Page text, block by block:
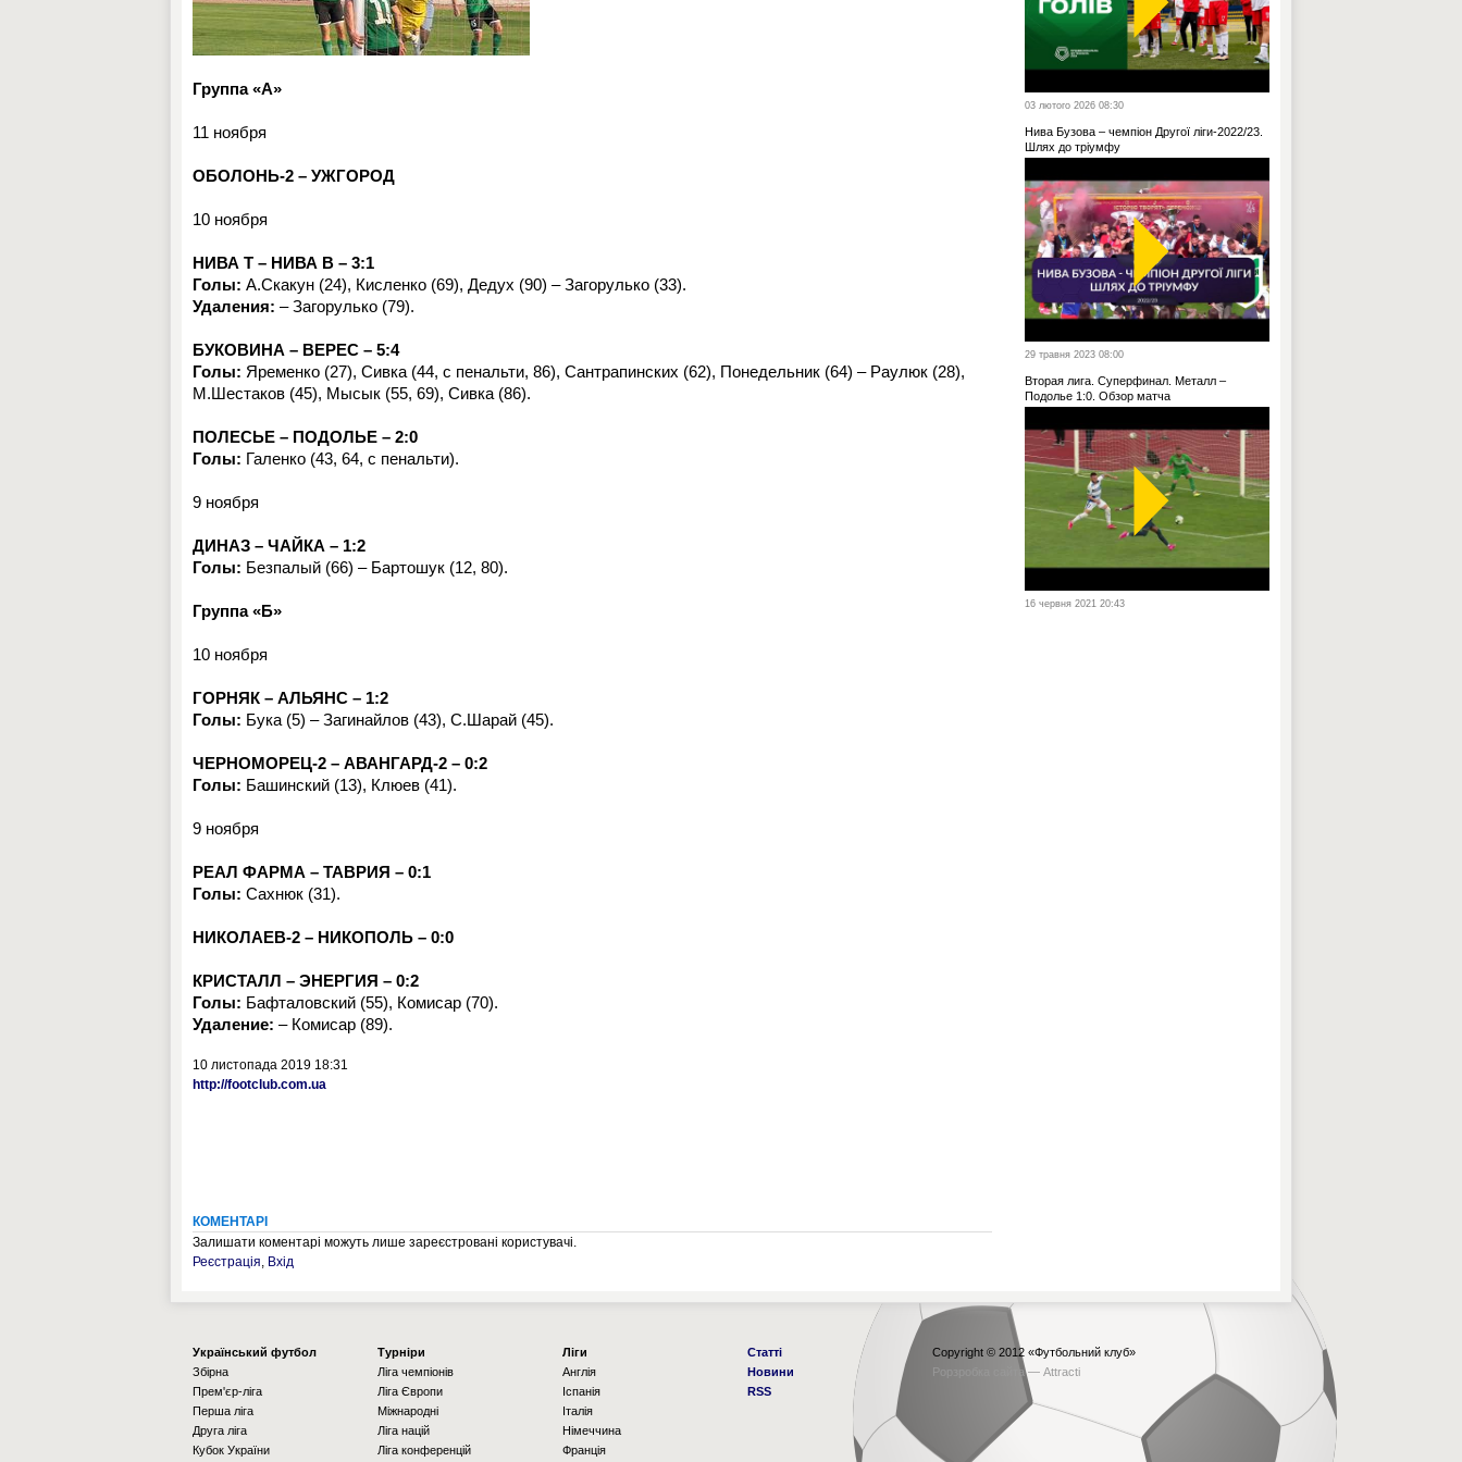
Группа «А»
11 ноября
ОБОЛОНЬ-2 – УЖГОРОД
10 ноября
НИВА Т – НИВА В – 3:1
Голы: А.Скакун (24), Кисленко (69), Дедух (90) – Загорулько (33).
Удаления: – Загорулько (79).
БУКОВИНА – ВЕРЕС – 5:4
Голы: Яременко (27), Сивка (44, с пенальти, 86), Сантрапинских (62), Понедельник (64) – Раулюк (28),
М.Шестаков (45), Мысык (55, 69), Сивка (86).
ПОЛЕСЬЕ – ПОДОЛЬЕ – 2:0
Голы: Галенко (43, 64, с пенальти).
9 ноября
ДИНАЗ – ЧАЙКА – 1:2
Голы: Безпалый (66) – Бартошук (12, 80).
Группа «Б»
10 ноября
ГОРНЯК – АЛЬЯНС – 1:2
Голы: Бука (5) – Загинайлов (43), С.Шарай (45).
ЧЕРНОМОРЕЦ-2 – АВАНГАРД-2 – 0:2
Голы: Башинский (13), Клюев (41).
9 ноября
РЕАЛ ФАРМА – ТАВРИЯ – 0:1
Голы: Сахнюк (31).
НИКОЛАЕВ-2 – НИКОПОЛЬ – 0:0
КРИСТАЛЛ – ЭНЕРГИЯ – 0:2
Голы: Бафталовский (55), Комисар (70).
Удаление: – Комисар (89).
10 листопада 2019 18:31
http://footclub.com.ua
КОМЕНТАРІ
Залишати коментарі можуть лише зареєстровані користувачі.
Реєстрація, Вхід
03 лютого 2026 08:30
Нива Бузова – чемпіон Другої ліги-2022/23.
Шлях до тріумфу
29 травня 2023 08:00
Вторая лига. Суперфинал. Металл –
Подолье 1:0. Обзор матча
16 червня 2021 20:43
Українcький футбол
Збірна
Прем'єр-ліга
Перша ліга
Друга ліга
Кубок України
Турніри
Ліга чемпіонів
Ліга Європи
Міжнародні
Ліга націй
Ліга конференцій
Ліги
Англія
Іспанія
Італія
Німеччина
Франція
Статті
Новини
RSS
Copyright © 2012 «Футбольний клуб»
Рорзробка сайта — Attracti